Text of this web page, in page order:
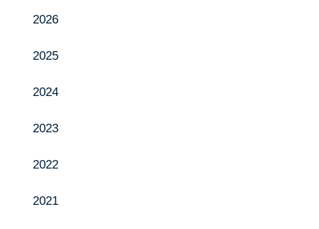
製品紹介
投げ込み肥料特集ページ
お知らせ
採用情報
2026
2025
2024
2023
2022
2021